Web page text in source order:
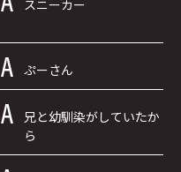
スニーカー
ぷーさん
兄と幼馴染がしていたか
ら